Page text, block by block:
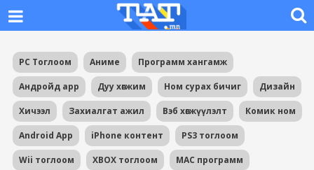
PC Тоглоом Аниме Программ хангамж
Андройд app Дуу хөгжим Ном сурах бичиг Дизайн
Хичээл Захиалгат ажил Вэб хөгжүүлэлт Комик ном
Android App iPhone контент PS3 тоглоом
Wii тоглоом XBOX тоглоом MAC программ